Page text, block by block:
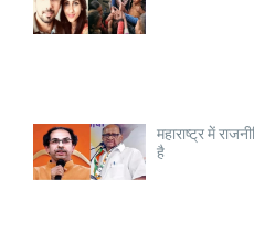
महाराष्ट्र में
है